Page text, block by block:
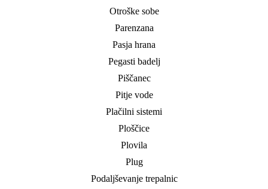
Otroške sobe
Parenzana
Pasja hrana
Pegasti badelj
Piščanec
Pitje vode
Plačilni sistemi
Ploščice
Plovila
Plug
Podaljševanje trepalnic